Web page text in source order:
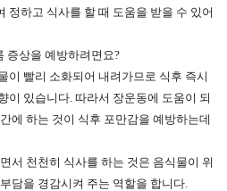
정하고 식사를 할 때 도움을 받을 수 있어
증상을 예방하려면요?
이 빨리 소화되어 내려가므로 식후 즉시
이 있습니다. 따라서 장운동에 도움이 되
에 하는 것이 식후 포만감을 예방하는데
서 천천히 식사를 하는 것은 음식물이 위
담을 경감시켜 주는 역할을 합니다.